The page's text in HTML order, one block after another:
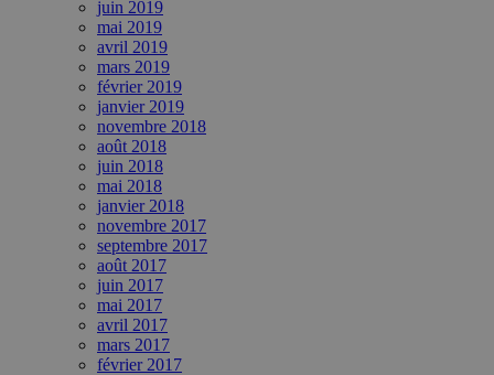
juin 2019
mai 2019
avril 2019
mars 2019
février 2019
janvier 2019
novembre 2018
août 2018
juin 2018
mai 2018
janvier 2018
novembre 2017
septembre 2017
août 2017
juin 2017
mai 2017
avril 2017
mars 2017
février 2017